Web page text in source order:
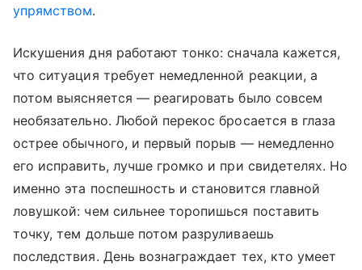
упрямством.
Искушения дня работают тонко: сначала кажется,
что ситуация требует немедленной реакции, а
потом выясняется — реагировать было совсем
необязательно. Любой перекос бросается в глаза
острее обычного, и первый порыв — немедленно
его исправить, лучше громко и при свидетелях. Но
именно эта поспешность и становится главной
ловушкой: чем сильнее торопишься поставить
точку, тем дольше потом разруливаешь
последствия. День вознаграждает тех, кто умеет